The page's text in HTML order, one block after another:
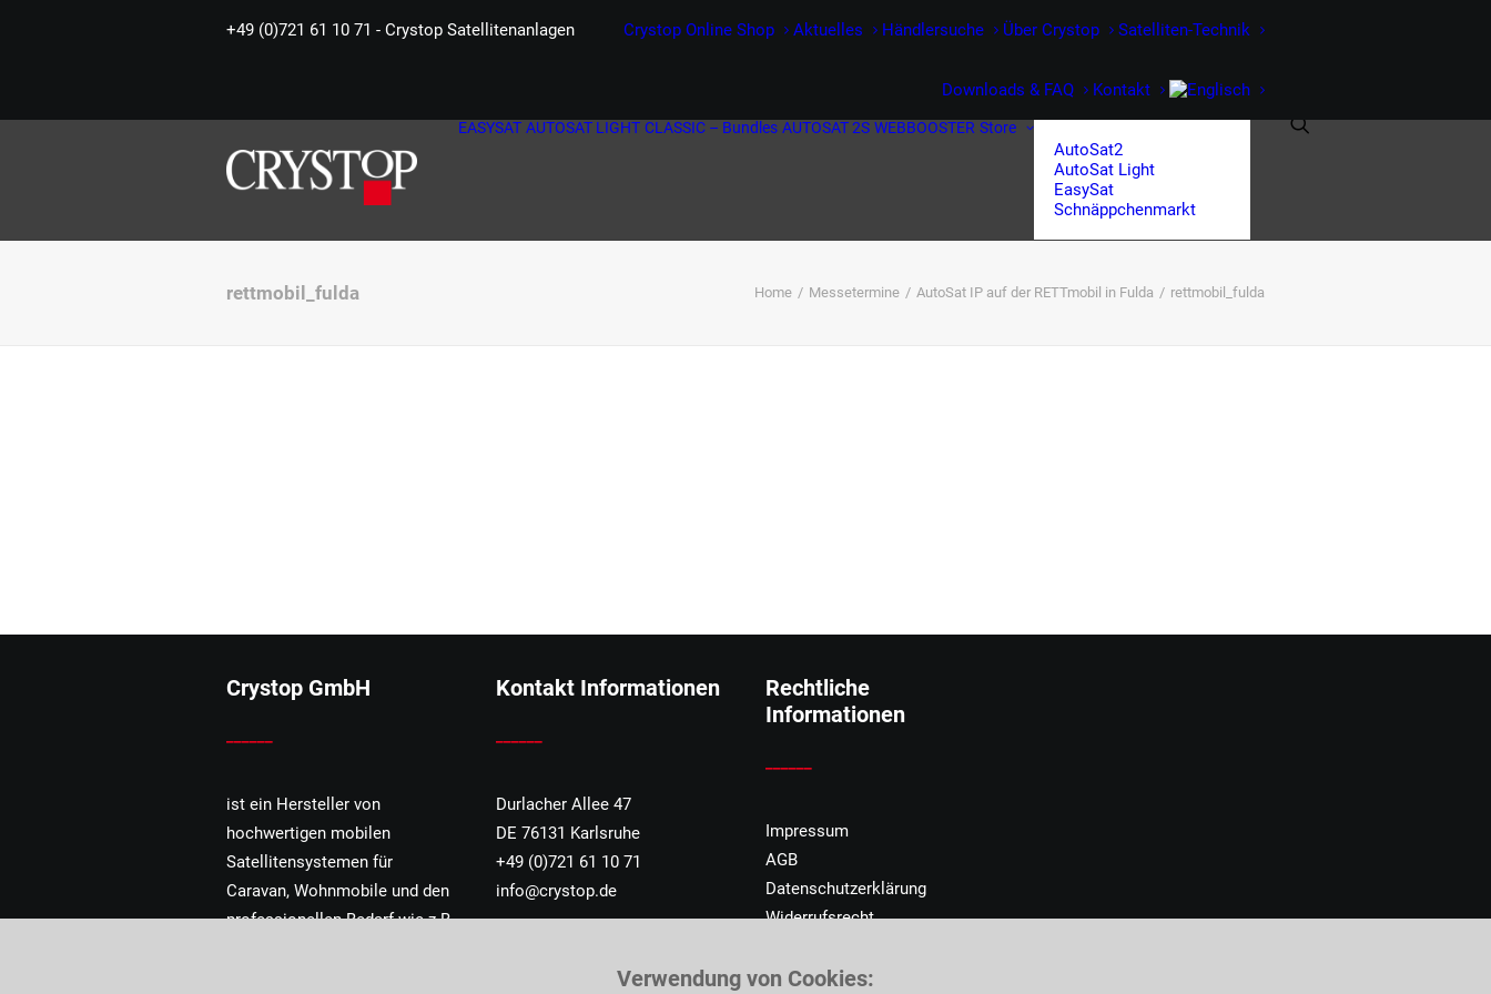
+49 (0)721 61 10 71 - Crystop Satellitenanlagen Crystop Online Shop Aktuelles Händlersuche Über Crystop Satelliten-Technik
Downloads & FAQ Kontakt
EASYSAT AUTOSAT LIGHT CLASSIC – Bundles AUTOSAT 2S WEBBOOSTER Store
AutoSat2
AutoSat Light
EasySat
Schnäppchenmarkt
rettmobil_fulda Home Messetermine AutoSat IP auf der RETTmobil in Fulda rettmobil_fulda
Crystop GmbH
ist ein Hersteller von
hochwertigen mobilen
Satellitensystemen für
Caravan, Wohnmobile und den
professionellen Bedarf wie z.B.
Kontakt Informationen
Durlacher Allee 47
DE 76131 Karlsruhe
+49 (0)721 61 10 71
info@crystop.de
Rechtliche
Informationen
Impressum
AGB
Datenschutzerklärung
Widerrufsrecht
Verwendung von Cookies: